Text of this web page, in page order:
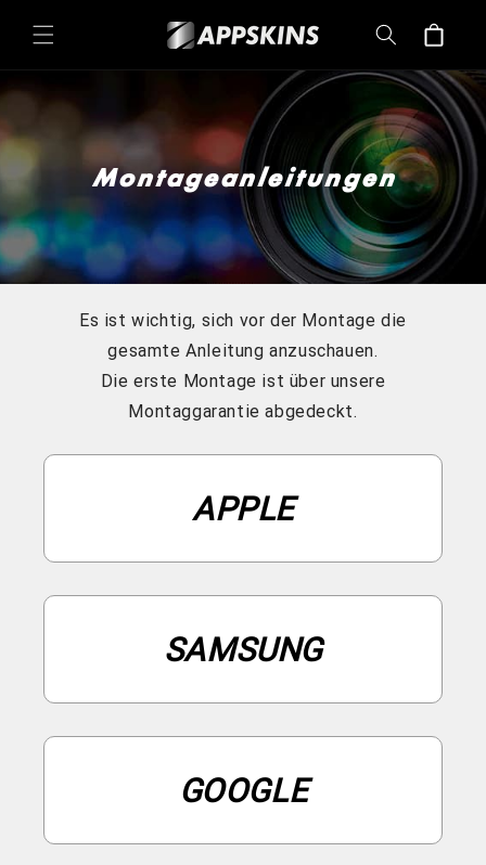
zum
Inhalt
Warenkorb
Montageanleitungen
Es ist wichtig, sich vor der Montage die
gesamte Anleitung anzuschauen.
Die erste Montage ist über unsere
Montaggarantie abgedeckt.
APPLE
SAMSUNG
GOOGLE